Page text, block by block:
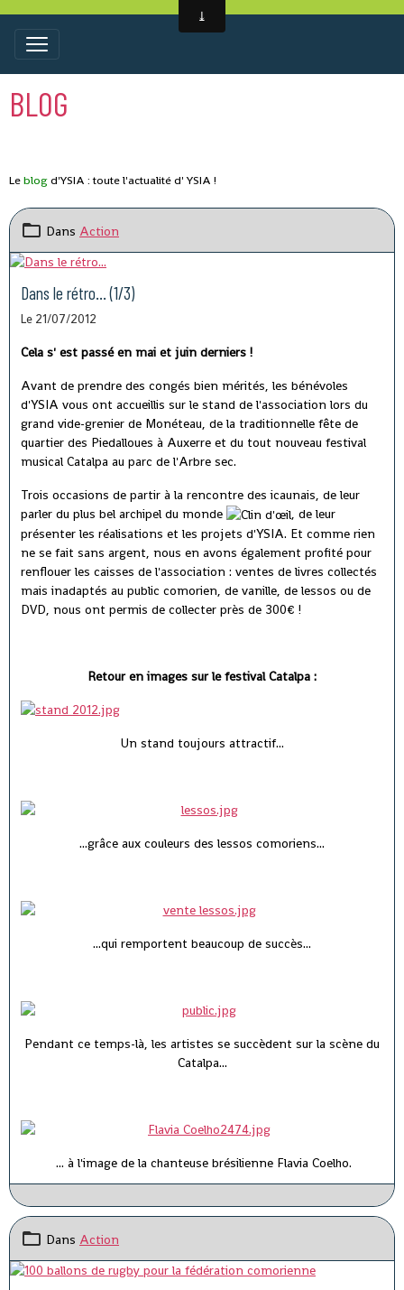
BLOG
Leblogd'YSIA : toute l'actualité d' YSIA !
Dans Action
Dans le rétro... (1/3)
Le 21/07/2012
Cela s' est passé en mai et juin derniers !
Avant de prendre des congés bien mérités, les bénévoles
d'YSIA vous ont accueillis sur le stand de l'association lors du
grand vide-grenier de Monéteau, de la traditionnelle fête de
quartier des Piedalloues à Auxerre et du tout nouveau festival
musical Catalpa au parc de l'Arbre sec.
Trois occasions de partir à la rencontre des icaunais, de leur
parler du plus bel archipel du monde
, de leur
présenter les réalisations et les projets d'YSIA. Et comme rien
ne se fait sans argent, nous en avons également profité pour
renflouer les caisses de l'association : ventes de livres collectés
mais inadaptés au public comorien, de vanille, de lessos ou de
DVD, nous ont permis de collecter près de 300€ !
Retour en images sur le festival Catalpa :
Un stand toujours attractif...
...grâce aux couleurs des lessos comoriens...
...qui remportent beaucoup de succès...
Pendant ce temps-là, les artistes se succèdent sur la scène du
Catalpa...
... à l'image de la chanteuse brésilienne Flavia Coelho.
Dans Action